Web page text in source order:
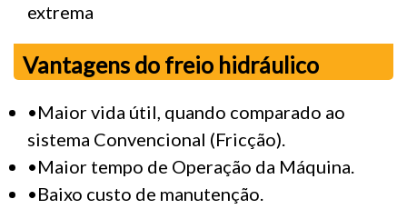
extrema
Vantagens do freio hidráulico
•Maior vida útil, quando comparado ao
sistema Convencional (Fricção).
•Maior tempo de Operação da Máquina.
•Baixo custo de manutenção.